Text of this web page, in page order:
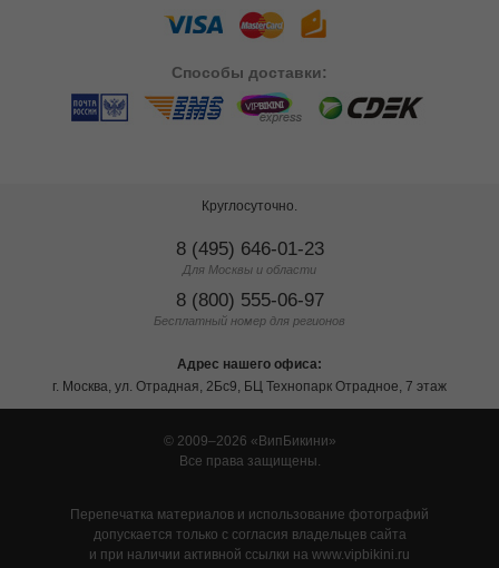
Способы доставки:
Круглосуточно.
8 (495) 646-01-23
Для Москвы и области
8 (800) 555-06-97
Бесплатный номер для регионов
Адрес нашего офиса:
г. Москва, ул. Отрадная, 2Бс9, БЦ Технопарк Отрадное, 7 этаж
© 2009–2026
ВипБикини
Все права защищены.
Перепечатка материалов и использование фотографий
допускается только с согласия владельцев сайта
и при наличии активной ссылки на www.vipbikini.ru